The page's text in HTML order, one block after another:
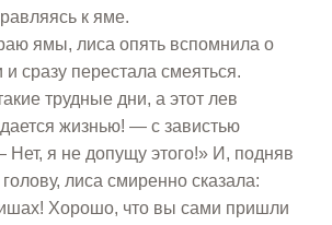
к яме.
ямы, лиса опять вспомнила о
сразу перестала смеяться.
трудные дни, а этот лев
жизнью! — с завистью
я не допущу этого!» И, подняв
лиса смиренно сказала:
Хорошо, что вы сами пришли